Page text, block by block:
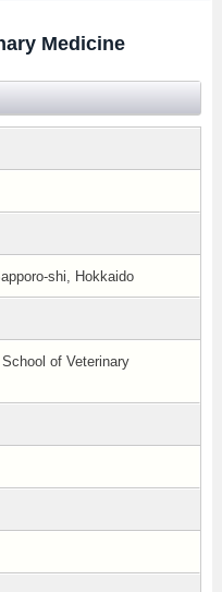
Medicine
shi, Hokkaido
of Veterinary